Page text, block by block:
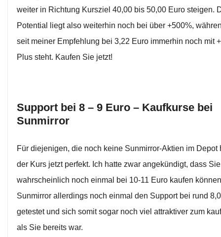
weiter in Richtung Kursziel 40,00 bis 50,00 Euro steigen.
Potential liegt also weiterhin noch bei über +500%,
seit meiner Empfehlung bei 3,22 Euro immerhin noch mit
Plus steht. Kaufen Sie jetzt!
Support bei 8 – 9 Euro – Kaufkurse bei
Sunmirror
Für diejenigen, die noch keine Sunmirror-Aktien im Depot
der Kurs jetzt perfekt. Ich hatte zwar angekündigt, dass
wahrscheinlich noch einmal bei 10-11 Euro kaufen
Sunmirror allerdings noch einmal den Support bei rund
getestet und sich somit sogar noch viel attraktiver zum
als Sie bereits war.